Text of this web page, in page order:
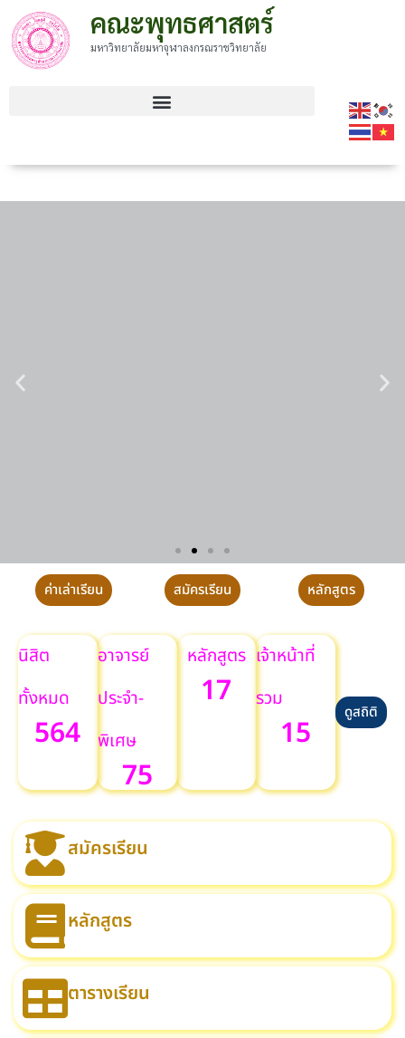
คณะพุทธศาสตร์
มหาวิทยาลัยมหาจุฬาลงกรณราชวิทยาลัย
ค่าเล่าเรียน สมัครเรียน หลักสูตร
นิสิต
ทั้งหมด
564
อาจารย์
ประจำ-
พิเศษ
75
หลักสูตร
17
เจ้าหน้าที่
รวม
15
ดูสถิติ
สมัครเรียน
หลักสูตร
ตารางเรียน